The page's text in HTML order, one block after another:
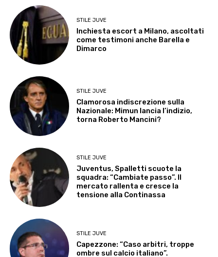
STILE JUVE
Inchiesta escort a Milano, ascoltati
come testimoni anche Barella e
Dimarco
STILE JUVE
Clamorosa indiscrezione sulla
Nazionale: Mimun lancia l’indizio,
torna Roberto Mancini?
STILE JUVE
Juventus, Spalletti scuote la
squadra: “Cambiate passo”. Il
mercato rallenta e cresce la
tensione alla Continassa
STILE JUVE
Capezzone: “Caso arbitri, troppe
ombre sul calcio italiano”.